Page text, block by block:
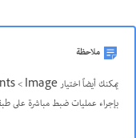
ملاحظة
بإجراء عمليات ضبط مباشرة على